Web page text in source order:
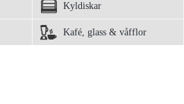
Kyldiskar
Kafé, glass & våfflor